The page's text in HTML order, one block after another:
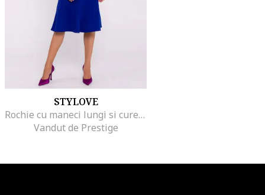
STYLOVE
Rochie cu maneci lungi si curea in talie,
Vandut de Prestige